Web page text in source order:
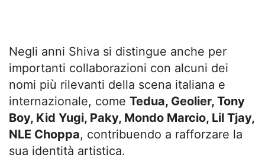
Negli anni Shiva si distingue anche per
importanti collaborazioni con alcuni dei
nomi più rilevanti della scena italiana e
internazionale, come Tedua, Geolier, Tony
Boy, Kid Yugi, Paky, Mondo Marcio, Lil Tjay,
NLE Choppa, contribuendo a rafforzare la
sua identità artistica.